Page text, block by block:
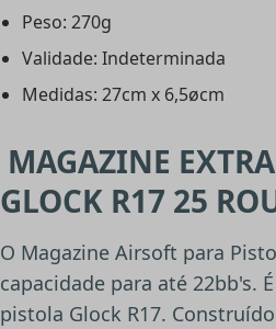
Peso: 270g
Validade: Indeterminada
Medidas: 27cm x 6,5øcm
MAGAZINE
GLOCK R17 25
O Magazine Airsoft para
capacidade para até 22bb's.
pistola Glock R17.